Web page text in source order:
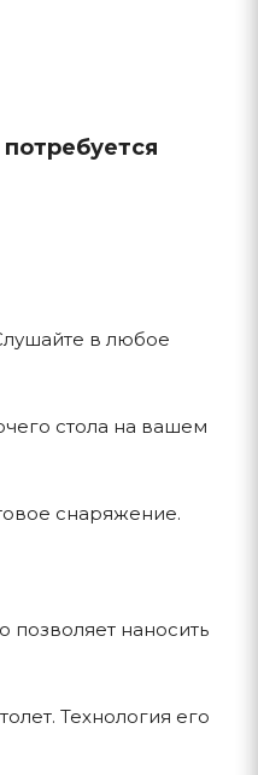
в любое
стола на вашем
снаряжение.
позволяет наносить
Технология его